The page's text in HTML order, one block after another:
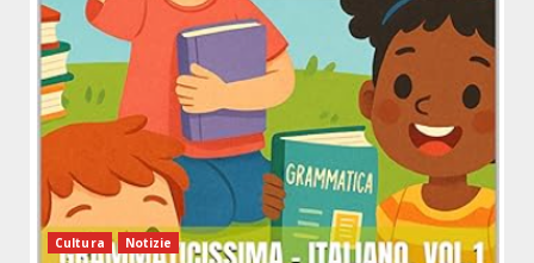
Cultura Notizie